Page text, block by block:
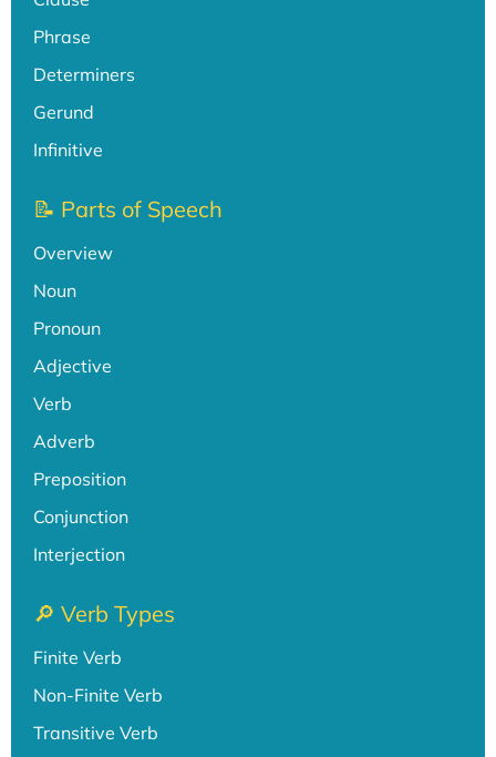
Phrase
Determiners
Gerund
Infinitive
📝 Parts of Speech
Overview
Noun
Pronoun
Adjective
Verb
Adverb
Preposition
Conjunction
Interjection
🔎 Verb Types
Finite Verb
Non-Finite Verb
Transitive Verb